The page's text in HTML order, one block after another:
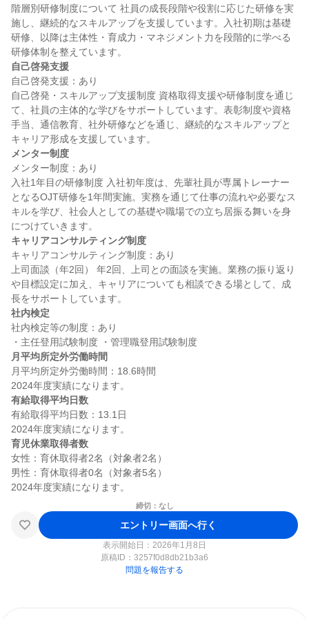
階層別研修制度について 社員の成長段階や役割に応じた研修を実
施し、継続的なスキルアップを支援しています。入社初期は基礎
研修、以降は主体性・育成力・マネジメント力を段階的に学べる
自己啓発支援
自己啓発支援：あり
自己啓発・スキルアップ支援制度 資格取得支援や研修制度を通じ
て、社員の主体的な学びをサポートしています。表彰制度や資格
手当、通信教育、社外研修などを通じ、継続的なスキルアップと
メンター制度
メンター制度：あり
入社1年目の研修制度 入社初年度は、先輩社員が専属トレーナー
となるOJT研修を1年間実施。実務を通じて仕事の流れや必要なス
キルを学び、社会人としての基礎や職場での立ち居振る舞いを身
キャリアコンサルティング制度
キャリアコンサルティング制度：あり
上司面談（年2回） 年2回、上司との面談を実施。業務の振り返り
や目標設定に加え、キャリアについても相談できる場として、成
社内検定
社内検定等の制度：あり
月平均所定外労働時間
月平均所定外労働時間：18.6時間
有給取得平均日数
有給取得平均日数：13.1日
育児休業取得者数
女性：育休取得者2名（対象者2名）
男性：育休取得者0名（対象者5名）
締切：なし
エントリー画面へ行く
表示開始日：2026年1月8日
原稿ID： 3257f0d8db21b3a6
問題を報告する